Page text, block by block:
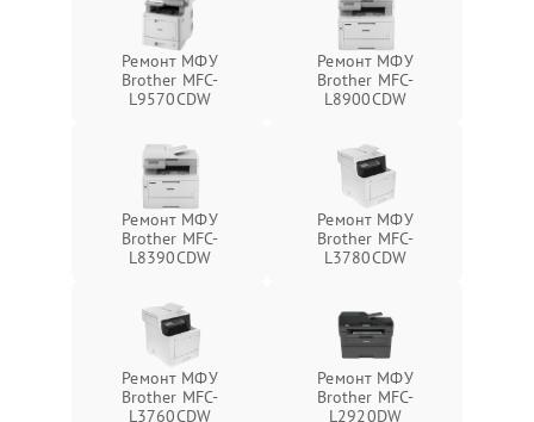
Ремонт МФУ
Brother MFC-
L9570CDW
Ремонт МФУ
Brother MFC-
L8900CDW
Ремонт МФУ
Brother MFC-
L8390CDW
Ремонт МФУ
Brother MFC-
L3780CDW
Ремонт МФУ
Brother MFC-
L3760CDW
Ремонт МФУ
Brother MFC-
L2920DW